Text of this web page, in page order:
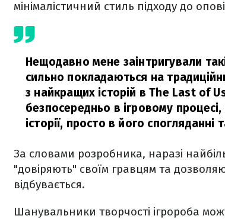
мінімалістичний стиль підходу до
Нещодавно мене заінтригували
сильно покладаються на
з найкращих історій в The Last of
безпосередньо в ігровому
історії, просто в його спогляданні
За словами розробника, наразі
"довіряють" своїм гравцям та
відбувається.
Шанувальники творчості ігророба